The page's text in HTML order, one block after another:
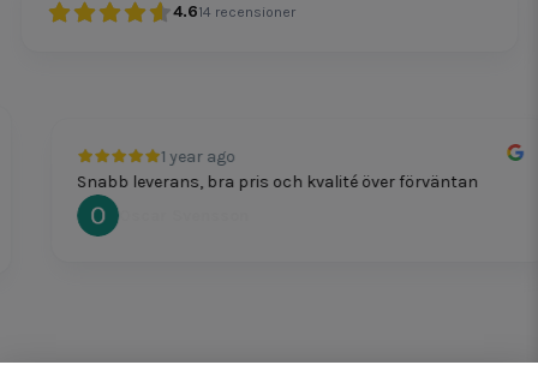
4.614 recensioner
1 year ago
Snabb leverans, bra pris och kvalité över förväntan
Oscar Svensson